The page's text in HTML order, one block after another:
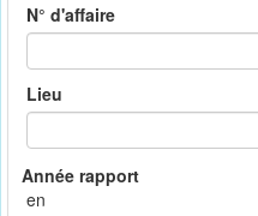
N° d'affaire
Lieu
en